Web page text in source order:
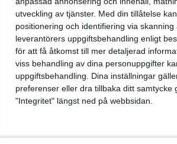
utveckling av tjänster. Med din tillåtelse
positionering och identifiering via
leverantörers uppgiftsbehandling enligt
för att få åtkomst till mer detaljerad
viss behandling av dina personuppgifter
uppgiftsbehandling. Dina inställningar
preferenser eller dra tillbaka ditt
"Integritet" längst ned på webbsidan.
nästintill perfekt löparväder. 18 grader,
var 19,866 löpare anmälda, varav 15,807
Löparna viktiga när Sverige vann
26 aug 2025
Den hundrade upplagan av Finnkampen,
landskamp i friidrott, avgjordes inför fullsatta